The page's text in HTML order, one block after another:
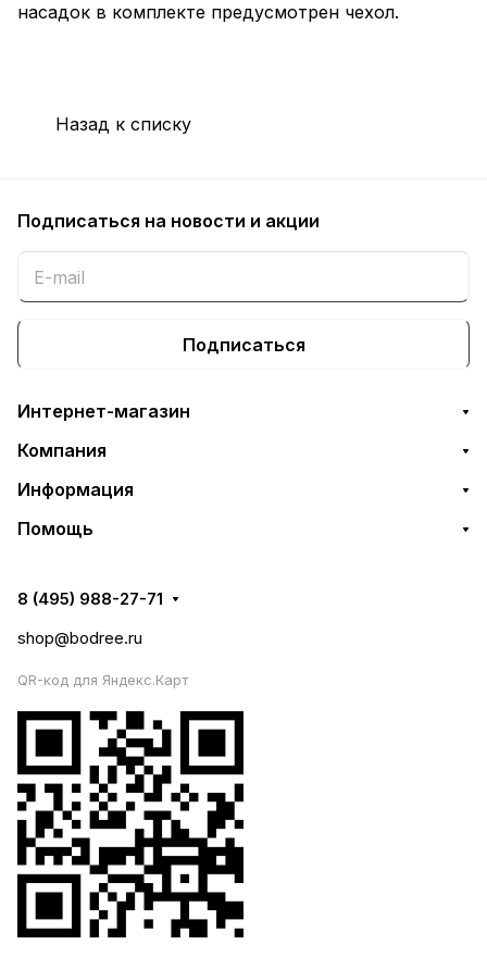
насадок в комплекте предусмотрен чехол.
Назад к списку
Подписаться на новости и акции
Подписаться
Интернет-магазин
Компания
Информация
Помощь
8 (495) 988-27-71
shop@bodree.ru
QR-код для Яндекс.Карт